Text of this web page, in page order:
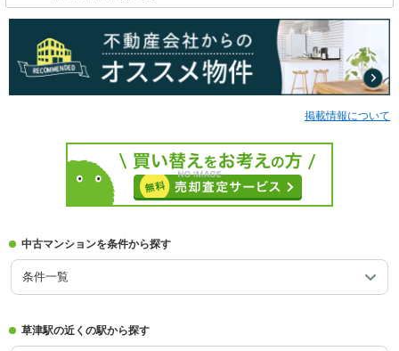
掲載情報について
中古マンションを条件から探す
条件一覧
草津駅の近くの駅から探す